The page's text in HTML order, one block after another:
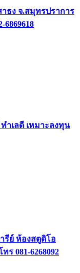
ธง จ.สมุทรปราการ
ำเลดี เหมาะลงทุน
รีย์ ห้องสตูดิโอ
ร 081-6268092